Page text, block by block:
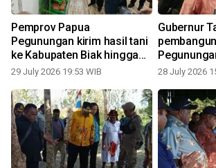
Pemprov Papua
Pegunungan kirim hasil tani
ke Kabupaten Biak hingga
Merauke
29 July 2026 19:53 WIB
Gubernur
28 July 2026